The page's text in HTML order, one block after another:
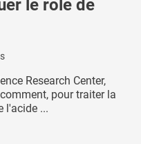
le rôle de
Research Center,
pour traiter la
l'acide ...